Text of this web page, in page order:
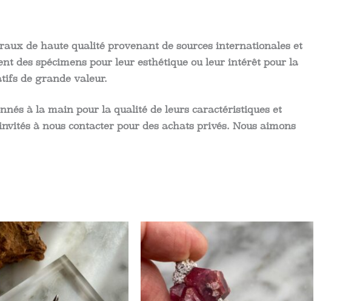
de haute qualité provenant de sources internationales et
des spécimens pour leur esthétique ou leur intérêt pour la
de grande valeur.
à la main pour la qualité de leurs caractéristiques et
à nous contacter pour des achats privés. Nous aimons